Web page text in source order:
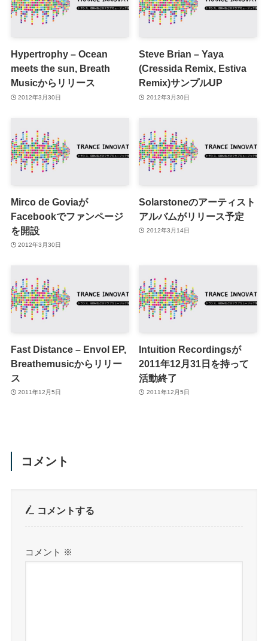
Hypertrophy – Ocean
meets the sun, Breath
Musicからリリース
2012年3月30日
Steve Brian – Yaya
(Cressida Remix, Estiva
Remix)サンプルUP
2012年3月30日
Mirco de Goviaが
Facebookでファンページ
を開設
2012年3月30日
Solarstoneのアーティスト
アルバムがリリース予定
2012年3月14日
Fast Distance – Envol EP,
Breathemusicからリリー
ス
2011年12月5日
Intuition Recordingsが
2011年12月31日を持って
活動終了
2011年12月5日
コメント
コメントする
コメント ※